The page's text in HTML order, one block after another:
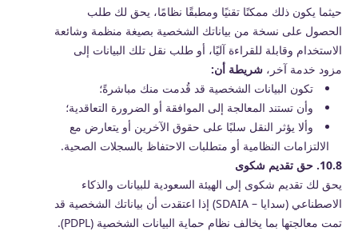
حيثما يكون ذلك ممكنًا تقنيًا ومطبقًا نظامًا، يحق لك طلب
الحصول على نسخة من بياناتك الشخصية بصيغة منظمة وشائعة
الاستخدام وقابلة للقراءة آليًا، أو طلب نقل تلك البيانات إلى
مزود خدمة آخر، شريطة أن:
تكون البيانات الشخصية قد قُدمت منك مباشرةً؛
وأن تستند المعالجة إلى الموافقة أو الضرورة التعاقدية؛
وألا يؤثر النقل سلبًا على حقوق الآخرين أو يتعارض مع
الالتزامات النظامية أو متطلبات الاحتفاظ بالسجلات الصحية.
10.8. حق تقديم شكوى
يحق لك تقديم شكوى إلى الهيئة السعودية للبيانات والذكاء
الاصطناعي (سدايا – SDAIA) إذا اعتقدت أن بياناتك الشخصية قد
تمت معالجتها بما يخالف نظام حماية البيانات الشخصية (PDPL).